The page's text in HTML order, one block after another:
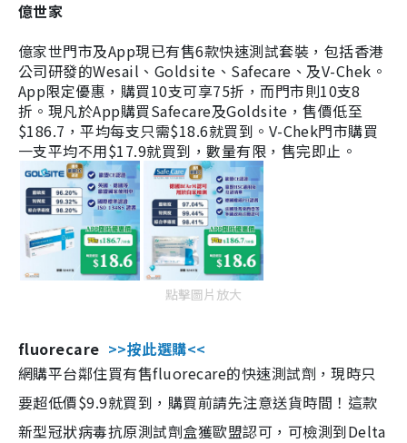
億世家
億家世門市及App現已有售6款快速測試套裝，包括香港
公司研發的Wesail、Goldsite、Safecare、及V-Chek。
App限定優惠，購買10支可享75折，而門市則10支8
折。現凡於App購買Safecare及Goldsite，售價低至
$186.7，平均每支只需$18.6就買到。V-Chek門市購買
一支平均不用$17.9就買到，數量有限，售完即止。
點擊圖片放大
fluorecare >>按此選購<<
網購平台鄰住買有售fluorecare的快速測試劑，現時只
要超低價$9.9就買到，購買前請先注意送貨時間！這款
新型冠狀病毒抗原測試劑盒獲歐盟認可，可檢測到Delta